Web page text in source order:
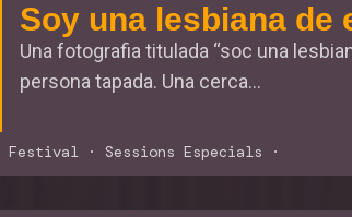
Soy una lesbiana de
Una fotografia titulada “soc una
persona tapada. Una cerca...
Festival · Sessions Especials ·